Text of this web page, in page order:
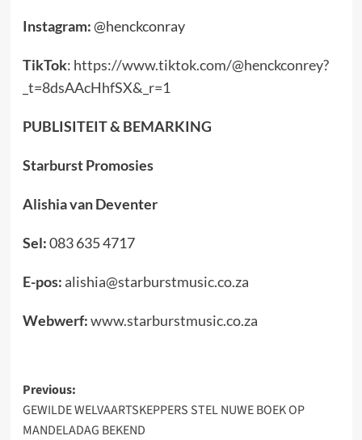
Instagram:@henckconray
TikTok: https://www.tiktok.com/@henckconrey?
_t=8dsAAcHhfSX&_r=1
PUBLISITEIT & BEMARKING
Starburst Promosies
Alishia van Deventer
Sel:083 635 4717
E-pos: alishia@starburstmusic.co.za
Webwerf:www.starburstmusic.co.za
Post
navigation
Previous:
GEWILDE WELVAARTSKEPPERS STEL NUWE BOEK OP
MANDELADAG BEKEND